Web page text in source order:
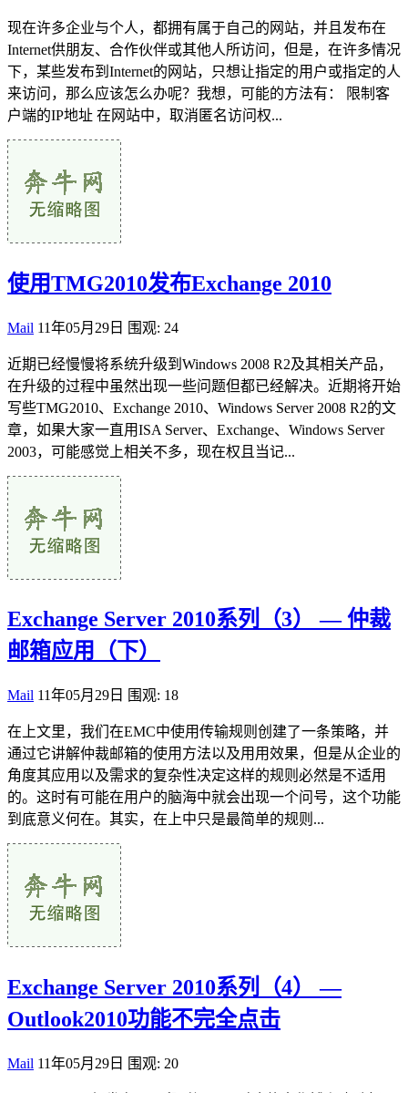
现在许多企业与个人，都拥有属于自己的网站，并且发布在
Internet供朋友、合作伙伴或其他人所访问，但是，在许多情况
下，某些发布到Internet的网站，只想让指定的用户或指定的人
来访问，那么应该怎么办呢？我想，可能的方法有： 限制客
户端的IP地址 在网站中，取消匿名访问权...
使用TMG2010发布Exchange 2010
Mail 11年05月29日 围观: 24
近期已经慢慢将系统升级到Windows 2008 R2及其相关产品，
在升级的过程中虽然出现一些问题但都已经解决。近期将开始
写些TMG2010、Exchange 2010、Windows Server 2008 R2的文
章，如果大家一直用ISA Server、Exchange、Windows Server
2003，可能感觉上相关不多，现在权且当记...
Exchange Server 2010系列（3） — 仲裁
邮箱应用（下）
Mail 11年05月29日 围观: 18
在上文里，我们在EMC中使用传输规则创建了一条策略，并
通过它讲解仲裁邮箱的使用方法以及用用效果，但是从企业的
角度其应用以及需求的复杂性决定这样的规则必然是不适用
的。这时有可能在用户的脑海中就会出现一个问号，这个功能
到底意义何在。其实，在上中只是最简单的规则...
Exchange Server 2010系列（4） —
Outlook2010功能不完全点击
Mail 11年05月29日 围观: 20